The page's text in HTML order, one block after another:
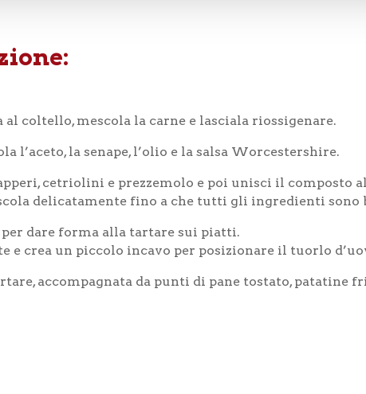
coltello, mescola la carne e lasciala riossigenare.
l’aceto, la senape, l’olio e la salsa Worcestershire.
cetriolini e prezzemolo e poi unisci il composto
delicatamente fino a che tutti gli ingredienti sono
dare forma alla tartare sui piatti.
e crea un piccolo incavo per posizionare il tuorlo
accompagnata da punti di pane tostato, patatine